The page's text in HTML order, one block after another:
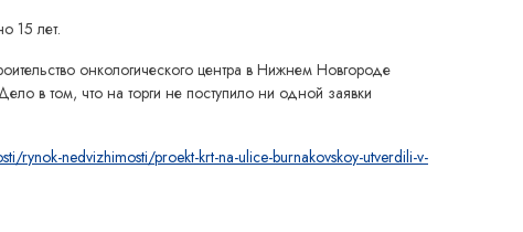
15 лет.
онкологического центра в Нижнем Новгороде
в том, что на торги не поступило ни одной заявки
rynok-nedvizhimosti/proekt-krt-na-ulice-burnakovskoy-utverdili-v-